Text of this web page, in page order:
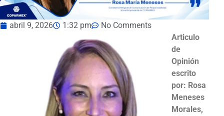
abril 9, 2026 1:32 pm
No Comments
Articulo
de
Opinión
escrito
por: Rosa
Meneses
Morales,